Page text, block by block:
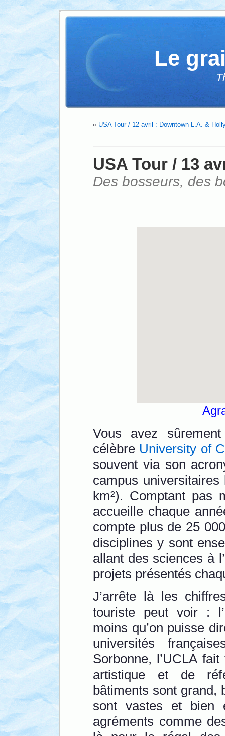
Le
« USA Tour / 12 avril : Downtown L.A. &
USA Tour / 13
Des bosseurs, des
Vous avez
célèbre University of
souvent via son
campus
km²). Comptant pas
accueille chaque
compte plus de 25
disciplines y sont
allant des sciences à
projets présentés
J’arrête là les
touriste peut voir :
moins qu’on puisse
universités
Sorbonne, l’UCLA
artistique et de
bâtiments sont grand,
sont vastes et bien
agréments comme